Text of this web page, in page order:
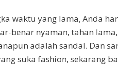
waktu yang lama, Anda
benar nyaman, tahan
adalah sandal. Dan
suka fashion, sekarang